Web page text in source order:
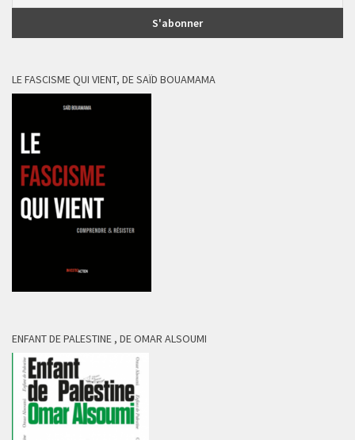
LE FASCISME QUI VIENT, DE SAÏD BOUAMAMA
ENFANT DE PALESTINE , DE OMAR ALSOUMI